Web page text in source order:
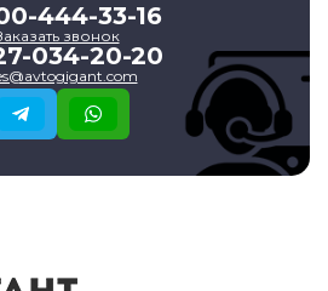
444-33-16
звонок
034-20-20